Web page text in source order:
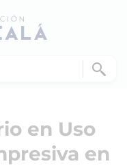
en Uso
en